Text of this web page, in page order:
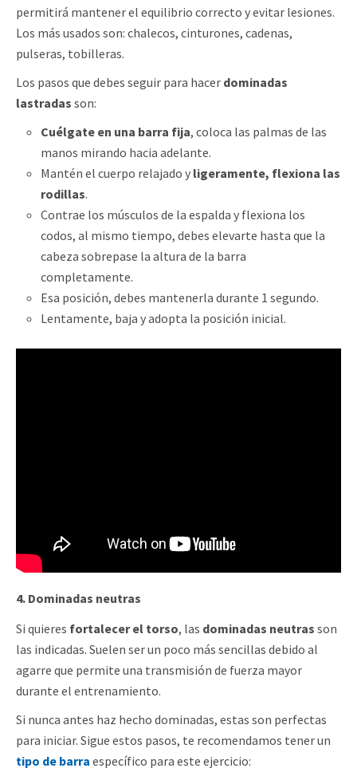
permitirá mantener el equilibrio correcto y evitar lesiones.
Los más usados son: chalecos, cinturones, cadenas,
pulseras, tobilleras.
Los pasos que debes seguir para hacer dominadas
lastradas son:
Cuélgate en una barra fija, coloca las palmas de las
manos mirando hacia adelante.
Mantén el cuerpo relajado y ligeramente, flexiona las
rodillas.
Contrae los músculos de la espalda y flexiona los
codos, al mismo tiempo, debes elevarte hasta que la
cabeza sobrepase la altura de la barra
completamente.
Esa posición, debes mantenerla durante 1 segundo.
Lentamente, baja y adopta la posición inicial.
4. Dominadas neutras
Si quieres fortalecer el torso, las dominadas neutras son
las indicadas. Suelen ser un poco más sencillas debido al
agarre que permite una transmisión de fuerza mayor
durante el entrenamiento.
Si nunca antes haz hecho dominadas, estas son perfectas
para iniciar. Sigue estos pasos, te recomendamos tener un
tipo de barra específico para este ejercicio: